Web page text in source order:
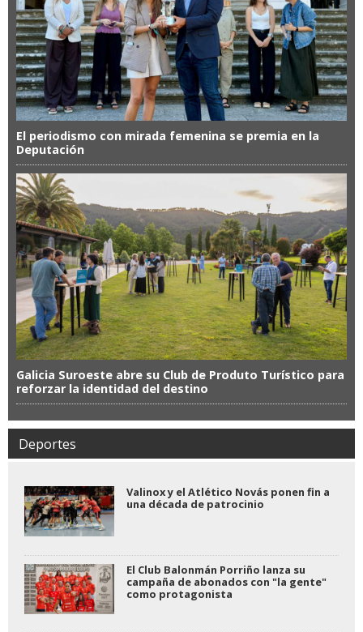
El periodismo con mirada femenina se premia en la
Deputación
Galicia Suroeste abre su Club de Produto Turístico para
reforzar la identidad del destino
Deportes
Valinox y el Atlético Novás ponen fin a
una década de patrocinio
El Club Balonmán Porriño lanza su
campaña de abonados con "la gente"
como protagonista